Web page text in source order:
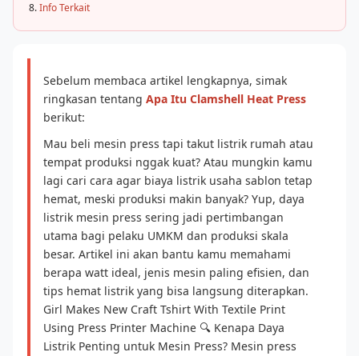
Info Terkait
Sebelum membaca artikel lengkapnya, simak
ringkasan tentang Apa Itu Clamshell Heat Press
berikut:
Mau beli mesin press tapi takut listrik rumah atau
tempat produksi nggak kuat? Atau mungkin kamu
lagi cari cara agar biaya listrik usaha sablon tetap
hemat, meski produksi makin banyak? Yup, daya
listrik mesin press sering jadi pertimbangan
utama bagi pelaku UMKM dan produksi skala
besar. Artikel ini akan bantu kamu memahami
berapa watt ideal, jenis mesin paling efisien, dan
tips hemat listrik yang bisa langsung diterapkan.
Girl Makes New Craft Tshirt With Textile Print
Using Press Printer Machine 🔍 Kenapa Daya
Listrik Penting untuk Mesin Press? Mesin press